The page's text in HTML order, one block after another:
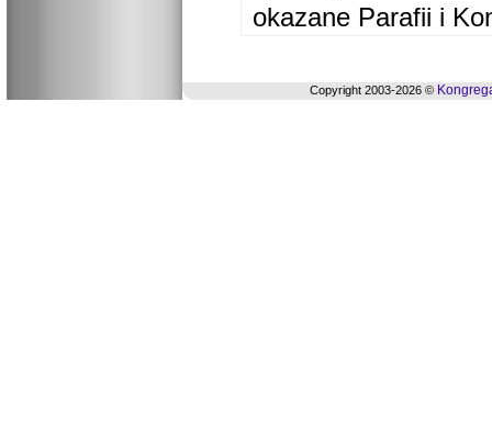
okazane Parafii i
Copyright 2003-2026 ©